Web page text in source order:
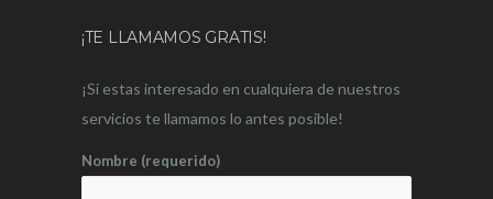
¡TE LLAMAMOS GRATIS!
¡Si estas interesado en cualquiera de nuestros
servicios te llamamos lo antes posible!
Nombre (requerido)